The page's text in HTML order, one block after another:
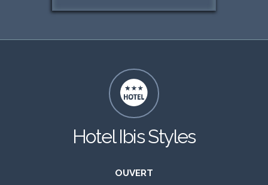
Hotel Ibis Styles
OUVERT